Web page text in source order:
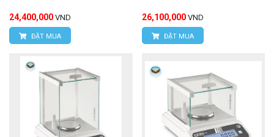
24,400,000 VND
ĐẶT MUA
26,100,000 VND
ĐẶT MUA